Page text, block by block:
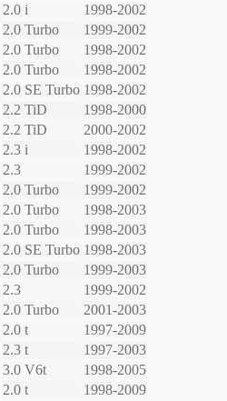
2.0 i
1998-2002
2.0 Turbo
1999-2002
2.0 Turbo
1998-2002
2.0 Turbo
1998-2002
2.0 SE Turbo 1998-2002
2.2 TiD
1998-2000
2.2 TiD
2000-2002
2.3 i
1998-2002
2.3
1999-2002
2.0 Turbo
1999-2002
2.0 Turbo
1998-2003
2.0 Turbo
1998-2003
2.0 SE Turbo 1998-2003
2.0 Turbo
1999-2003
2.3
1999-2002
2.0 Turbo
2001-2003
2.0 t
1997-2009
2.3 t
1997-2003
3.0 V6t
1998-2005
2.0 t
1998-2009